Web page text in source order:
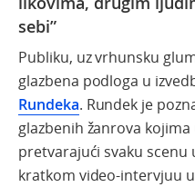
sebi”
Publiku, uz vrhunsku
glazbena podloga u
Rundeka. Rundek je
glazbenih žanrova
pretvarajući svaku scenu
kratkom video-intervjuu